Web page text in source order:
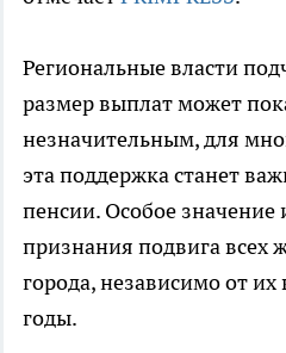
Региональные власти
размер выплат может
незначительным, для
эта поддержка станет
пенсии. Особое значение
признания подвига всех
города, независимо от их
годы.